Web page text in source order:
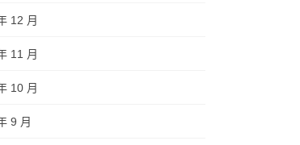
12 月
11 月
10 月
9 月